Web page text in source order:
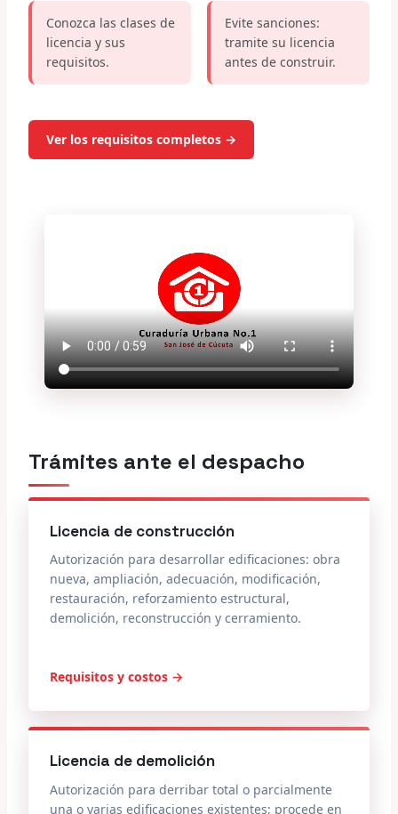
Conozca las clases de
licencia y sus
requisitos.
Evite sanciones:
tramite su licencia
antes de construir.
Ver los requisitos completos →
Trámites ante el despacho
Licencia de construcción
Autorización para desarrollar edificaciones: obra
nueva, ampliación, adecuación, modificación,
restauración, reforzamiento estructural,
demolición, reconstrucción y cerramiento.
Requisitos y costos →
Licencia de demolición
Autorización para derribar total o parcialmente
una o varias edificaciones existentes; procede en